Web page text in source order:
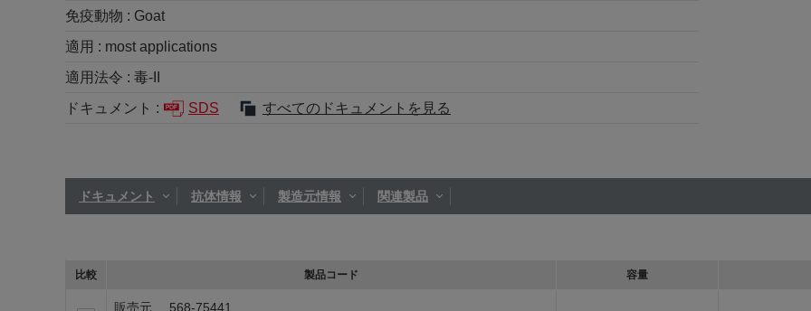
免疫動物 : Goat
適用 : most applications
適用法令 : 毒-II
ドキュメント :
SDS すべてのドキュメントを見る
ドキュメント 抗体情報 製造元情報 関連製品
比較 製品コード 容量
販売元
568-75441